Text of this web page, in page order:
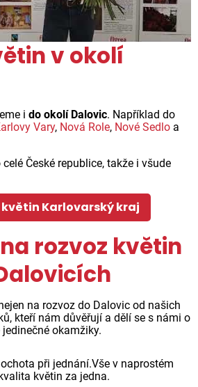
v okolí
i do okolí Dalovic. Například do
Vary, Nová Role, Nové Sedlo a
České republice, takže i všude
Karlovarský kraj
rozvoz květin
na rozvoz do Dalovic od našich
kteří nám důvěřují a dělí se s námi o
jedinečné okamžiky.
při jednání.Vše v naprostém
květin za jedna.